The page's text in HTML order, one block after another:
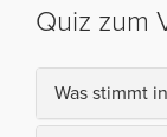
Quiz zum
Was stimmt